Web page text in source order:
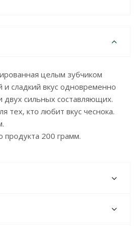
целым зубчиком
и сладкий вкус одновременно
двух сильных составляющих.
тех, кто любит вкус чеснока.
продукта 200 грамм.